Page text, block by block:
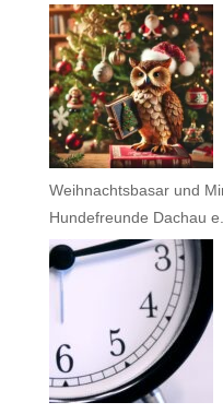
Weihnachtsbasar und
Hundefreunde Dachau